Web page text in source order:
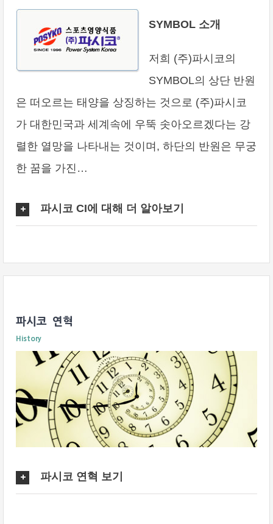
SYMBOL 소개
저희 (주)파시코의
SYMBOL의 상단 반원
은 떠오르는 태양을 상징하는 것으로 (주)파시코
가 대한민국과 세계속에 우뚝 솟아오르겠다는 강
렬한 열망을 나타내는 것이며, 하단의 반원은 무궁
한 꿈을 가진…
파시코 CI에 대해 더 알아보기
파시코 연혁
History
파시코 연혁 보기